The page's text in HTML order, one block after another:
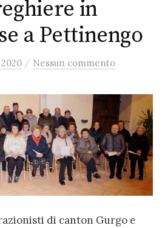
in
a Pettinengo
/ Nessun commento
di canton Gurgo e